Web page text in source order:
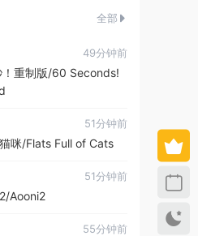
全部
49分钟前
重制版/60 Seconds!
51分钟前
咪/Flats Full of Cats
51分钟前
Aooni2
55分钟前